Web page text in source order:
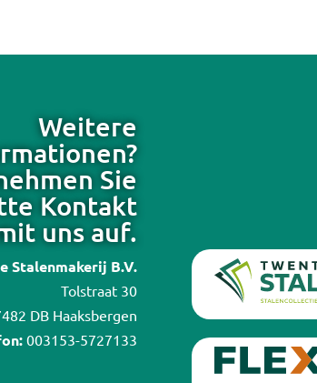
Weitere
Sie
Kontakt
uns auf.
Stalenmakerij B.V.
Tolstraat 30
DB Haaksbergen
003153-5727133